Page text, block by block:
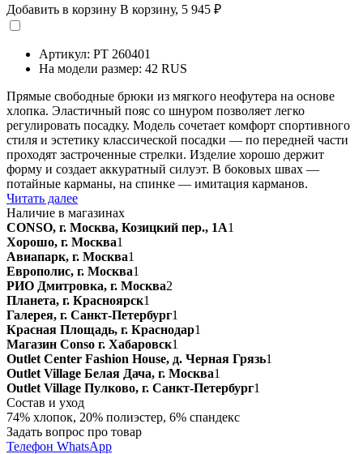
Добавить в корзину В корзину, 5 945 ₽
Артикул: PT 260401
На модели размер: 42 RUS
Прямые свободные брюки из мягкого неофутера на основе
хлопка. Эластичный пояс со шнуром позволяет легко
регулировать посадку. Модель сочетает комфорт спортивного
стиля и эстетику классической посадки — по передней части
проходят застроченные стрелки. Изделие хорошо держит
форму и создает аккуратный силуэт. В боковых швах —
потайные карманы, на спинке — имитация карманов.
Читать далее
Наличие в магазинах
CONSO, г. Москва, Козицкий пер., 1А1
Хорошо, г. Москва1
Авиапарк, г. Москва1
Европолис, г. Москва1
РИО Дмитровка, г. Москва2
Планета, г. Красноярск1
Галерея, г. Санкт-Петербург1
Красная Площадь, г. Краснодар1
Магазин Conso г. Хабаровск1
Outlet Center Fashion House, д. Черная Грязь1
Outlet Village Белая Дача, г. Москва1
Outlet Village Пулково, г. Санкт-Петербург1
Состав и уход
74% хлопок, 20% полиэстер, 6% спандекс
Задать вопрос про товар
Телефон WhatsApp